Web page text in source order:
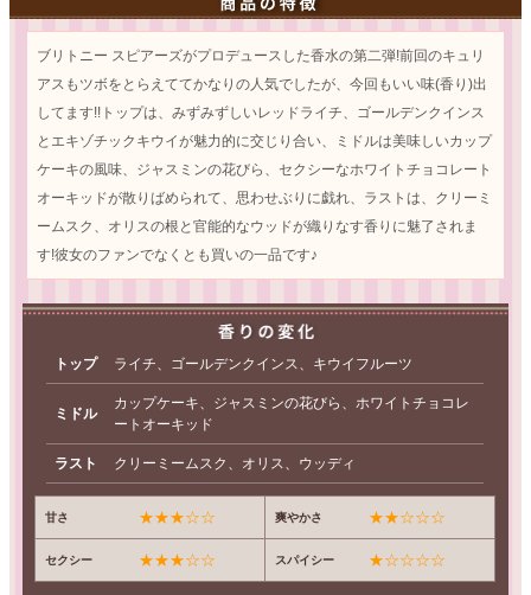
ブリトニー スピアーズがプロデュースした香水の第二弾!前回のキュリ
アスもツボをとらえててかなりの人気でしたが、今回もいい味(香り)出
してます!!トップは、みずみずしいレッドライチ、ゴールデンクインス
とエキゾチックキウイが魅力的に交じり合い、ミドルは美味しいカップ
ケーキの風味、ジャスミンの花びら、セクシーなホワイトチョコレート
オーキッドが散りばめられて、思わせぶりに戯れ、ラストは、クリーミ
ームスク、オリスの根と官能的なウッドが織りなす香りに魅了されま
す!彼女のファンでなくとも買いの一品です♪
トップ ライチ、ゴールデンクインス、キウイフルーツ
ミドル
カップケーキ、ジャスミンの花びら、ホワイトチョコレ
ートオーキッド
ラスト クリーミームスク、オリス、ウッディ
甘さ ★★★☆☆ 爽やかさ ★★☆☆☆
セクシー ★★★☆☆ スパイシー ★☆☆☆☆